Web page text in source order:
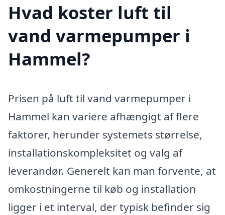
Hvad koster luft til
vand varmepumper i
Hammel?
Prisen på luft til vand varmepumper i
Hammel kan variere afhængigt af flere
faktorer, herunder systemets størrelse,
installationskompleksitet og valg af
leverandør. Generelt kan man forvente, at
omkostningerne til køb og installation
ligger i et interval, der typisk befinder sig